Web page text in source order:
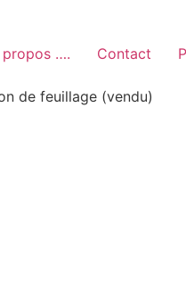
propos …. Contact
de feuillage (vendu)